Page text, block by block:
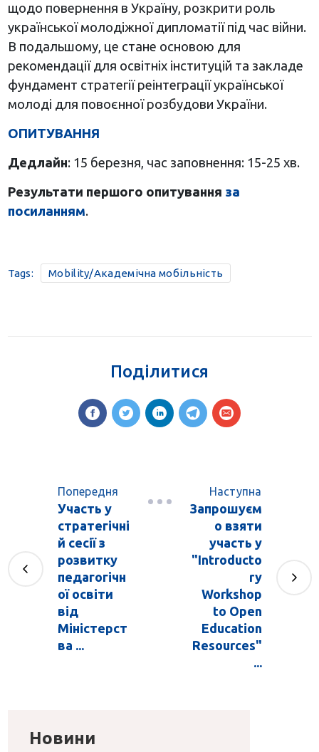
щодо повернення в Україну, розкрити роль
української молодіжної дипломатії під час війни.
В подальшому, це стане основою для
рекомендації для освітніх інституцій та закладе
фундамент стратегії реінтеграції української
молоді для повоєнної розбудови України.
ОПИТУВАННЯ
Дедлайн: 15 березня, час заповнення: 15-25 хв.
Результати першого опитування за
посиланням.
Tags: Mobility/Академічна мобільність
Поділитися
Попередня
Участь у
стратегічні
й сесії з
розвитку
педагогічн
ої освіти
від
Міністерст
ва ...
Наступна
Запрошуєм
о взяти
участь у
"Introducto
ry
Workshop
to Open
Education
Resources"
...
Новини